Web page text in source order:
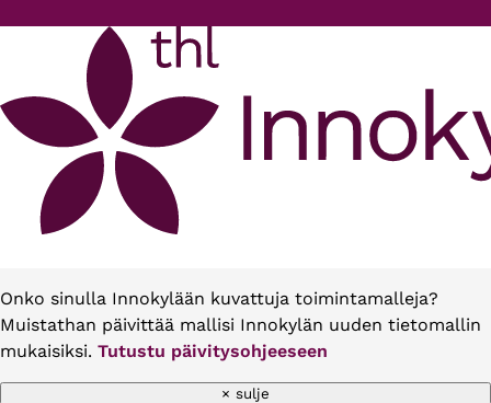
Onko sinulla Innokylään kuvattuja toimintamalleja?
Muistathan päivittää mallisi Innokylän uuden tietomallin
mukaisiksi. Tutustu päivitysohjeeseen
× sulje